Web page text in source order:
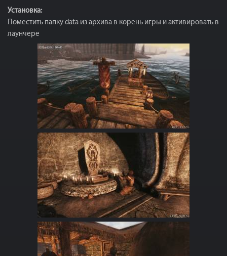
Установка:
Поместить папку data из архива в корень игры и активировать в
лаунчере